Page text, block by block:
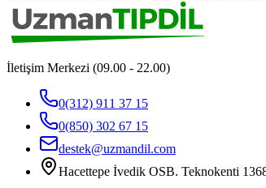
İletişim Merkezi (09.00 - 22.00)
0(312) 911 37 15
0(850) 302 67 15
destek@uzmandil.com
Hacettepe İvedik OSB. Teknokenti